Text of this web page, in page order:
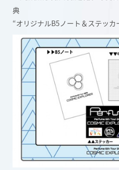
典
“オリジナルB5ノート＆ステッカ